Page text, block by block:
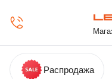
Распродажа